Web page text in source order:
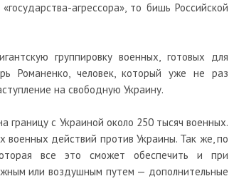
агрессора», то бишь Российской
группировку военных, готовых для
Романенко, человек, который уже не раз
на свободную Украину.
с Украиной около 250 тысяч военных.
военных действий против Украины. Так же, по
все это сможет обеспечить и при
или воздушным путем — дополнительные